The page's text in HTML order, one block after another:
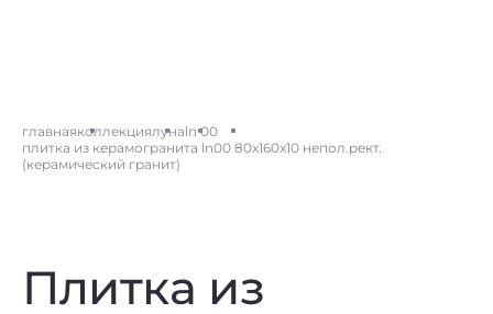
главнаяколлекциялунаln 00
плитка из керамогранита ln00 80x160x10 непол.рект.
(керамический гранит)
Плитка из